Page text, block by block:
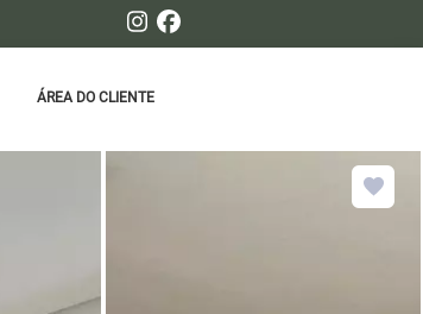
ÁREA DO CLIENTE